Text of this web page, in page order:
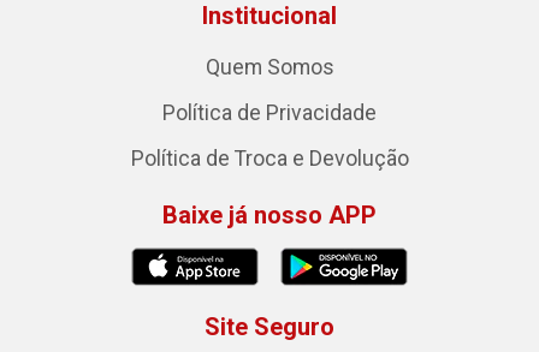
Institucional
Quem Somos
Política de Privacidade
Política de Troca e Devolução
Baixe já nosso APP
Site Seguro